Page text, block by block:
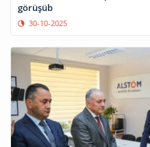
görüşüb
30-10-2025